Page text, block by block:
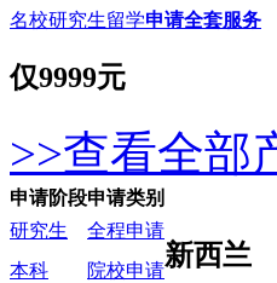
名校研究生留学申请全套服务
仅9999元
>>查看全部
申请阶段申请类别
研究生
全程申请
新西兰
本科
院校申请